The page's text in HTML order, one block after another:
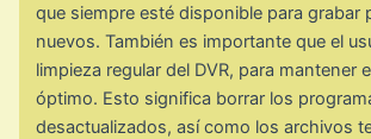
que siempre esté disponible para grabar
nuevos. También es importante que el
limpieza regular del DVR, para mantener
óptimo. Esto significa borrar los
desactualizados, así como los archivos